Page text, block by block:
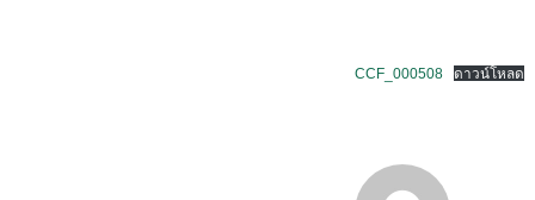
CCF_000508 ดาวน์โหลด